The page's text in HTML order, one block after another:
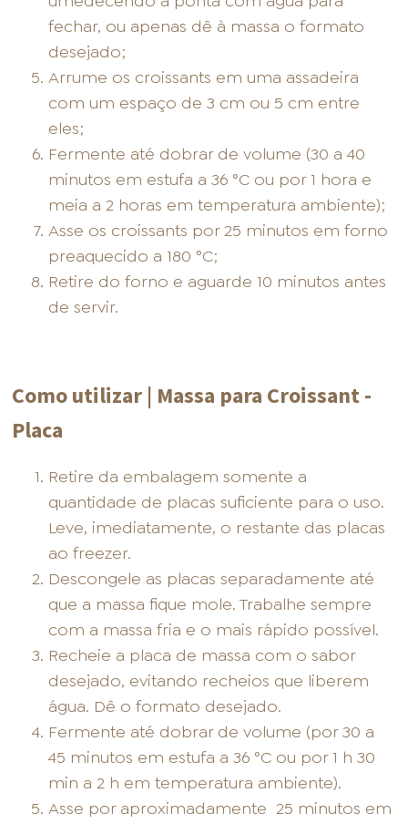
fechar, ou apenas dê à massa o formato
desejado;
Arrume os croissants em uma assadeira
com um espaço de 3 cm ou 5 cm entre
eles;
Fermente até dobrar de volume (30 a 40
minutos em estufa a 36 °C ou por 1 hora e
meia a 2 horas em temperatura ambiente);
Asse os croissants por 25 minutos em forno
preaquecido a 180 °C;
Retire do forno e aguarde 10 minutos antes
de servir.
Como utilizar | Massa para Croissant -
Placa
Retire da embalagem somente a
quantidade de placas suficiente para o uso.
Leve, imediatamente, o restante das placas
ao freezer.
Descongele as placas separadamente até
que a massa fique mole. Trabalhe sempre
com a massa fria e o mais rápido possível.
Recheie a placa de massa com o sabor
desejado, evitando recheios que liberem
água. Dê o formato desejado.
Fermente até dobrar de volume (por 30 a
45 minutos em estufa a 36 °C ou por 1 h 30
min a 2 h em temperatura ambiente).
Asse por aproximadamente 25 minutos em